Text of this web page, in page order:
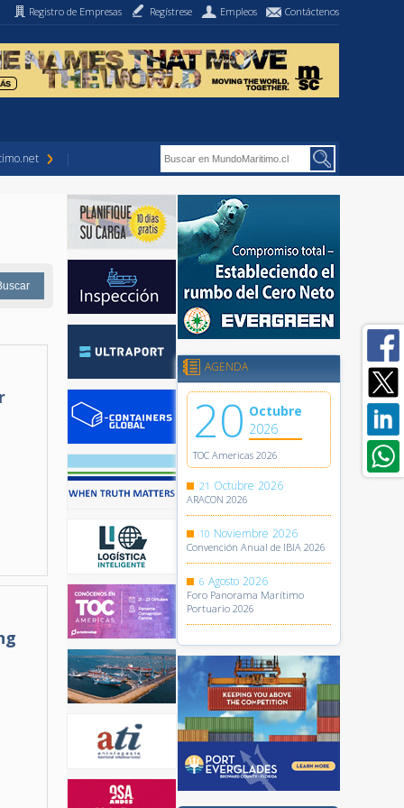
Registro de Empresas Regístrese Empleos Contáctenos
AGENDA
20 Octubre
2026
TOC Americas 2026
21 Octubre 2026
ARACON 2026
10 Noviembre 2026
Convención Anual de IBIA 2026
6 Agosto 2026
Foro Panorama Marítimo
Portuario 2026